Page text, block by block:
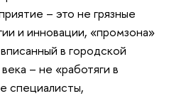
– это не грязные
и инновации, «промзона»
в городской
– не «работяги в
специалисты,